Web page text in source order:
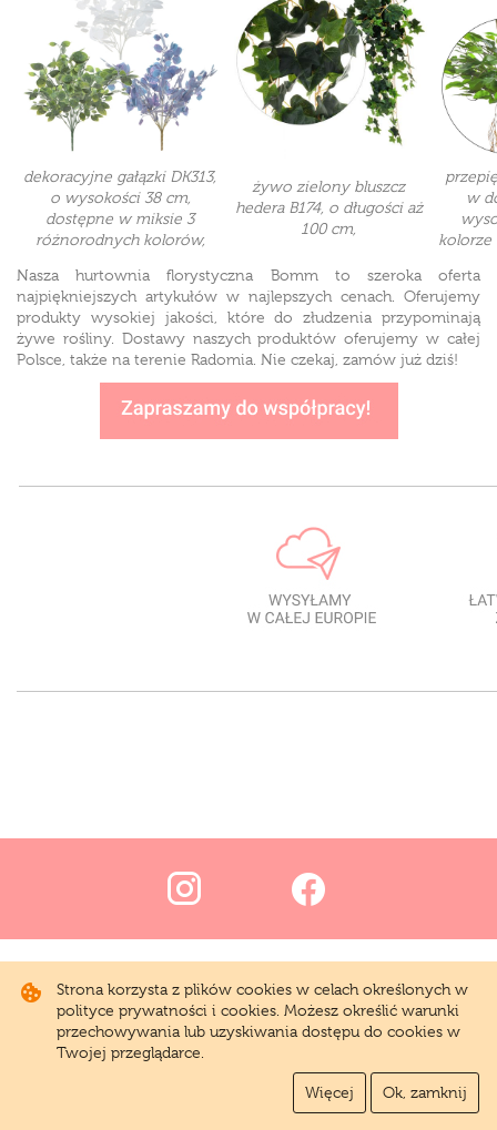
dekoracyjne gałązki DK313,
o wysokości 38 cm,
dostępne w miksie 3
różnorodnych kolorów,
żywo zielony bluszcz
hedera B174, o długości aż
100 cm,
w
kolorze
Nasza hurtownia florystyczna Bomm to szeroka oferta
najpiękniejszych artykułów w najlepszych cenach. Oferujemy
produkty wysokiej jakości, które do złudzenia przypominają
żywe rośliny. Dostawy naszych produktów oferujemy w całej
Polsce, także na terenie Radomia. Nie czekaj, zamów już dziś!
Strona korzysta z plików cookies w celach określonych w
polityce prywatności i cookies. Możesz określić warunki
przechowywania lub uzyskiwania dostępu do cookies w
Twojej przeglądarce.
Więcej Ok, zamknij